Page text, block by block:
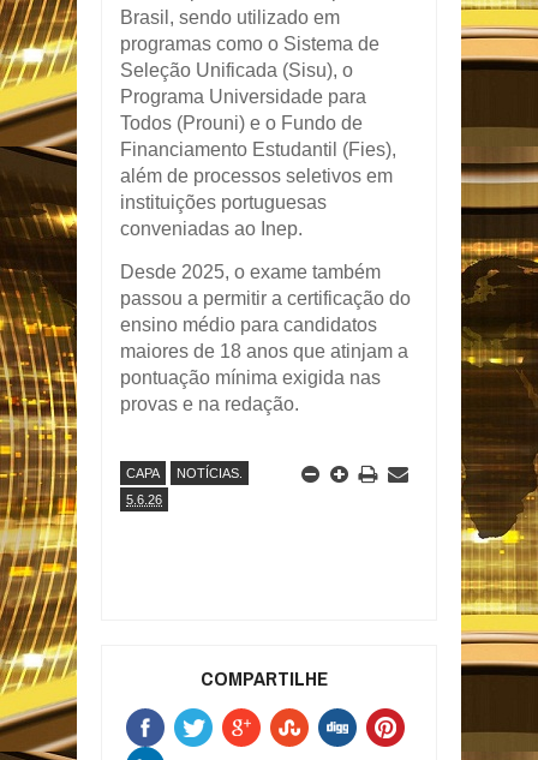
Brasil, sendo utilizado em
programas como o Sistema de
Seleção Unificada (Sisu), o
Programa Universidade para
Todos (Prouni) e o Fundo de
Financiamento Estudantil (Fies),
além de processos seletivos em
instituições portuguesas
conveniadas ao Inep.
Desde 2025, o exame também
passou a permitir a certificação do
ensino médio para candidatos
maiores de 18 anos que atinjam a
pontuação mínima exigida nas
provas e na redação.
CAPA
NOTÍCIAS.
5.6.26
COMPARTILHE